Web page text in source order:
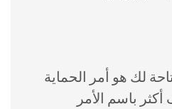
لك هو أمر الحماية
باسم الأمر